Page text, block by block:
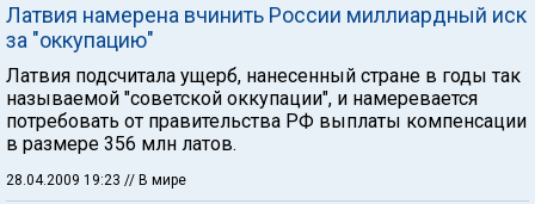
Латвия намерена вчинить России миллиардный иск
за "оккупацию"
Латвия подсчитала ущерб, нанесенный стране в годы так
называемой "советской оккупации", и намеревается
потребовать от правительства РФ выплаты компенсации
в размере 356 млн латов.
28.04.2009 19:23 // В мире